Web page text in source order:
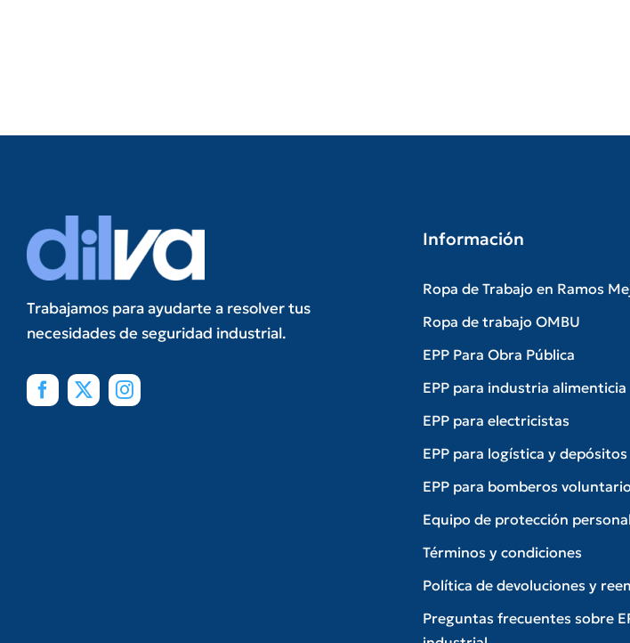
Trabajamos para ayudarte a resolver tus
necesidades de seguridad industrial.
Información
Ropa de Trabajo en Ramos
Ropa de trabajo OMBU
EPP Para Obra Pública
EPP para industria alimenticia
EPP para electricistas
EPP para logística y depósitos
EPP para bomberos
Equipo de protección
Términos y condiciones
Política de devoluciones y
Preguntas frecuentes sobre